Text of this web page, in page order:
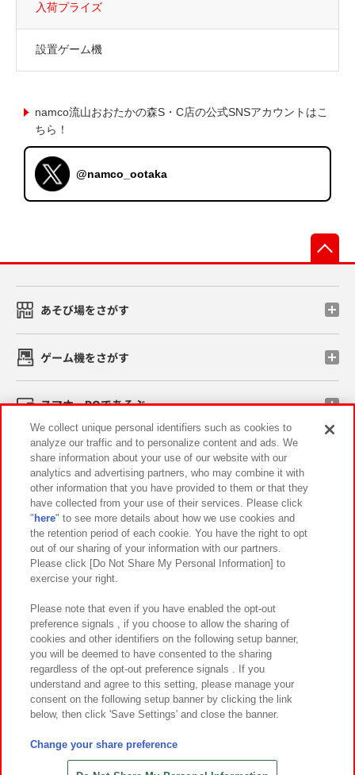
入荷プライズ
設置ゲーム機
namco流山おおたかの森S・C店の公式SNSアカウントはこ
ちら！
@namco_ootaka
あそび場をさがす
ゲーム機をさがす
スマホ・PCであそぶ
イベント・キャンペーン
関連会社 サステナビリティ サイトポリシー
プライバシーポリシー ウェブアクセシビリティ方針と検証結果
お取引先さまとともに
カスタマーハラスメント対応方針 よくあるご質問・お問い合わせ
©Bandai Namco Amusement Inc.
©Bandai Namco Amusement Lab Inc.
We collect unique personal identifiers such as cookies to
analyze our traffic and to personalize content and ads. We
share information about your use of our website with our
analytics and advertising partners, who may combine it with
other information that you have provided to them or that they
have collected from your use of their services. Please click
" here" to see more details about how we use cookies and
the retention period of each cookie. You have the right to opt
out of our sharing of your information with our partners.
Please click [Do Not Share My Personal Information] to
exercise your right.
Please note that even if you have enabled the opt-out
preference signals , if you choose to allow the sharing of
cookies and other identifiers on the following setup banner,
you will be deemed to have consented to the sharing
regardless of the opt-out preference signals . If you
understand and agree to this setting, please manage your
consent on the following setup banner by clicking the link
below, then click 'Save Settings' and close the banner.
Change your share preference